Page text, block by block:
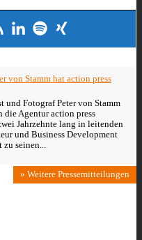
von Stamm hat action press
und Fotograf Peter von Stamm
die Agentur action press
Jahrzehnte lang in leitenden
und Business Development
zu seinen...
» Weitere Pressemitteilungen